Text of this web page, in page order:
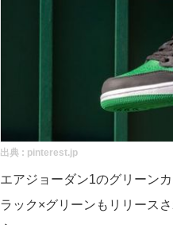
出典 : pinterest.jp
エアジョーダン1のグリーン
ラック×グリーンもリリース